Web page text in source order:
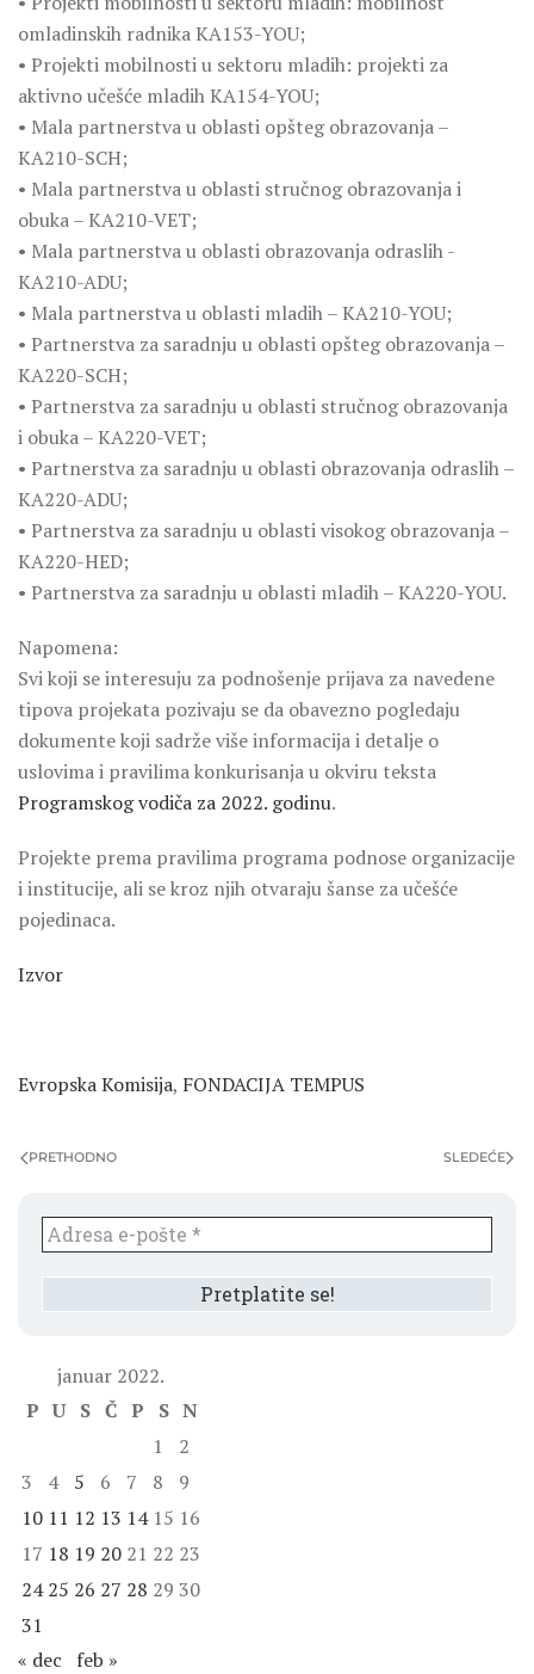
omladinskih radnika KA153-YOU;
• Projekti mobilnosti u sektoru mladih: projekti za
aktivno učešće mladih KA154-YOU;
• Mala partnerstva u oblasti opšteg obrazovanja –
KA210-SCH;
• Mala partnerstva u oblasti stručnog obrazovanja i
obuka – KA210-VET;
• Mala partnerstva u oblasti obrazovanja odraslih -
KA210-ADU;
• Mala partnerstva u oblasti mladih – KA210-YOU;
• Partnerstva za saradnju u oblasti opšteg obrazovanja –
KA220-SCH;
• Partnerstva za saradnju u oblasti stručnog obrazovanja
i obuka – KA220-VET;
• Partnerstva za saradnju u oblasti obrazovanja odraslih –
KA220-ADU;
• Partnerstva za saradnju u oblasti visokog obrazovanja –
KA220-HED;
• Partnerstva za saradnju u oblasti mladih – KA220-YOU.
Napomena:
Svi koji se interesuju za podnošenje prijava za navedene
tipova projekata pozivaju se da obavezno pogledaju
dokumente koji sadrže više informacija i detalje o
uslovima i pravilima konkurisanja u okviru teksta
Programskog vodiča za 2022. godinu.
Projekte prema pravilima programa podnose organizacije
i institucije, ali se kroz njih otvaraju šanse za učešće
pojedinaca.
Izvor
Evropska Komisija, FONDACIJA TEMPUS
PRETHODNO SLEDEĆE
januar 2022.
P U S Č P S N
1
2
3
4 5 6 7 8
9
10 11 12 13 14 15 16
17 18 19 20 21 22 23
24 25 26 27 28 29 30
31
« dec
feb »